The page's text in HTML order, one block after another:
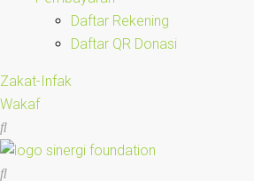
Daftar Rekening
Daftar QR Donasi
Zakat-Infak
Wakaf